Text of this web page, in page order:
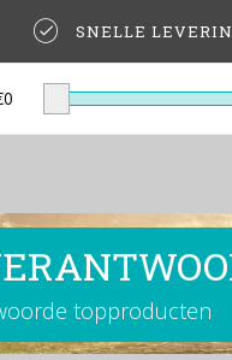
SNELLE
0
topproducten